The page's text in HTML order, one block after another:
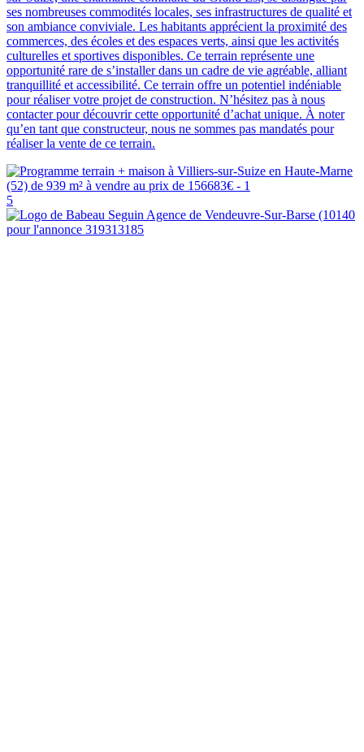
ses nombreuses commodités locales, ses infrastructures de qualité et
son ambiance conviviale. Les habitants apprécient la proximité des
commerces, des écoles et des espaces verts, ainsi que les activités
culturelles et sportives disponibles. Ce terrain représente une
opportunité rare de s’installer dans un cadre de vie agréable, alliant
tranquillité et accessibilité. Ce terrain offre un potentiel indéniable
pour réaliser votre projet de construction. N’hésitez pas à nous
contacter pour découvrir cette opportunité d’achat unique. À noter
qu’en tant que constructeur, nous ne sommes pas mandatés pour
réaliser la vente de ce terrain.
5